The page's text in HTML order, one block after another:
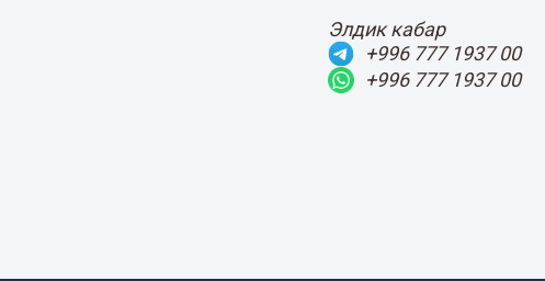
Элдик кабар
+996 777 1937 00
+996 777 1937 00